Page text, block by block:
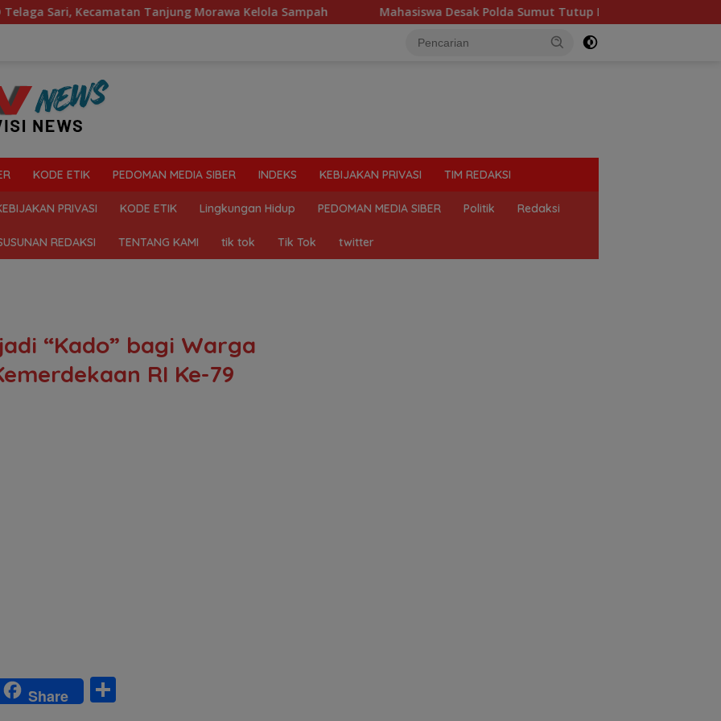
Tanjung Morawa Kelola Sampah Mahasiswa Desak Polda Sumut Tutup Dugaan Lokasi Judi “Las Vegas” di Brahrang
KODE ETIK PEDOMAN MEDIA SIBER INDEKS KEBIJAKAN PRIVASI TIM REDAKSI
PRIVASI KODE ETIK Lingkungan Hidup PEDOMAN MEDIA SIBER Politik Redaksi
REDAKSI TENTANG KAMI tik tok Tik Tok twitter
“Kado” bagi Warga
RI Ke-79
Share